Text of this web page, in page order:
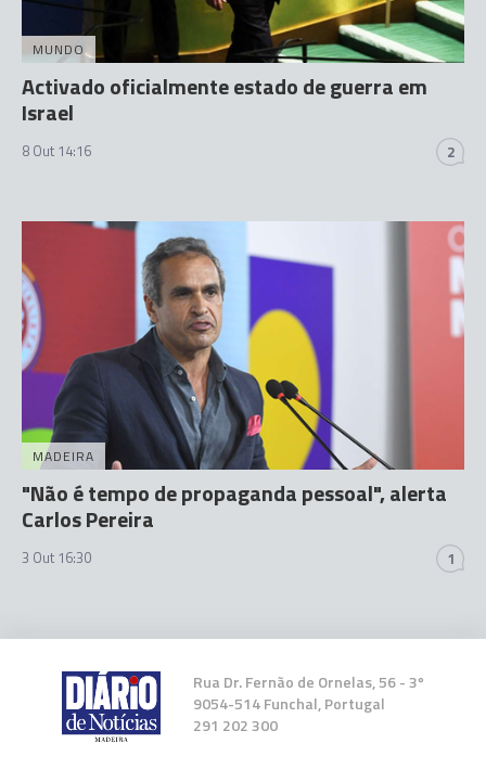
MUNDO
Activado oficialmente estado de guerra em
Israel
8 Out 14:16 2
MADEIRA
"Não é tempo de propaganda pessoal", alerta
Carlos Pereira
3 Out 16:30 1
Rua Dr. Fernão de Ornelas, 56 - 3º
9054-514 Funchal, Portugal
291 202 300